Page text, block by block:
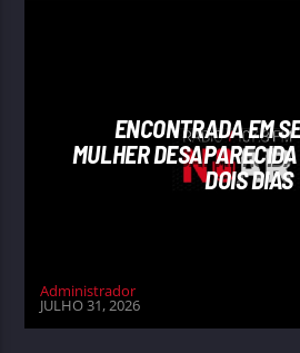
ENCONTRADA EM
MULHER
DOIS DIAS
Administrador
JULHO 31, 2026